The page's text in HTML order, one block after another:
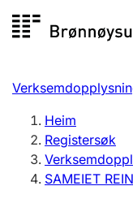
Registersøk
Aksjeselskap
Registrere,
Heim
Registersøk
SAMEIET